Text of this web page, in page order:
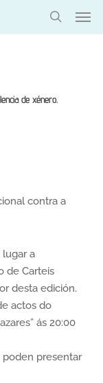
de xénero.
contra a
a
de Carteis
desta edición.
actos do
ás 20:00
poden presentar